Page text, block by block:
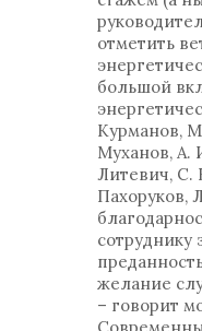
отметить
большой
Курманов,
Муханов, А.
Литевич, С.
Пахоруков,
сотруднику
желание
– говорит